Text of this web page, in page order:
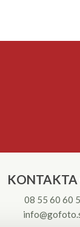
KONTAKTA
08 55 60 60